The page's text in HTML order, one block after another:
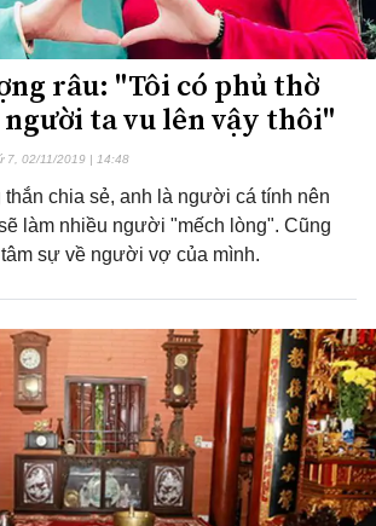
râu: "Tôi có phủ thờ
người ta vu lên vậy thôi"
7, 02/11/2019 | 14:48
chia sẻ, anh là người cá tính nên
làm nhiều người "mếch lòng". Cũng
tâm sự về người vợ của mình.